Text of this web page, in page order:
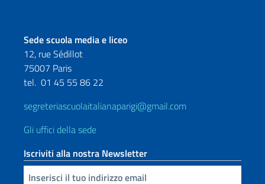
Sede scuola media e liceo
12, rue Sédillot
75007 Paris
tel. 01 45 55 86 22
segreteriascuolaitalianaparigi@gmail.com
Gli uffici della sede
Iscriviti alla nostra Newsletter
Inserisci la tua email